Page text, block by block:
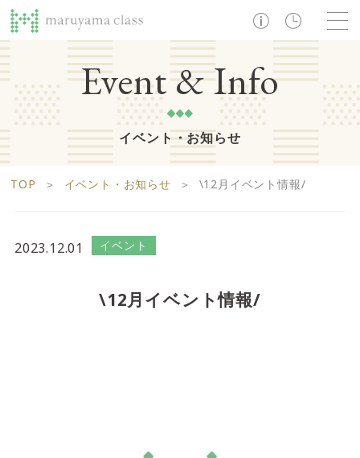
TOP
ショップ レストラン・カフェ ショップニュース
検索
Life support floor
ライフサポートフロア
営業時間 10:00 ~ 20:00
Food boutique floor
Fashion & Life style floor
Event & Info
イベント・お知らせ
TOP ＞ イベント・お知らせ ＞ \12月イベント情報/
2023.12.01 イベント
\12月イベント情報/